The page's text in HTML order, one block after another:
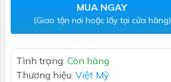
MUA NGAY
(Giao tận nơi hoặc lấy tại cửa hàng)
Tình trạng: Còn hàng
Thương hiệu: Việt Mỹ